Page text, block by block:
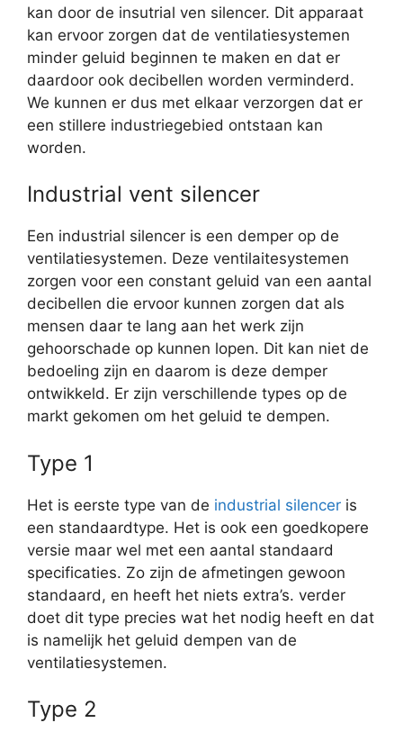
kan door de insutrial ven silencer. Dit apparaat
kan ervoor zorgen dat de ventilatiesystemen
minder geluid beginnen te maken en dat er
daardoor ook decibellen worden verminderd.
We kunnen er dus met elkaar verzorgen dat er
een stillere industriegebied ontstaan kan
worden.
Industrial vent silencer
Een industrial silencer is een demper op de
ventilatiesystemen. Deze ventilaitesystemen
zorgen voor een constant geluid van een aantal
decibellen die ervoor kunnen zorgen dat als
mensen daar te lang aan het werk zijn
gehoorschade op kunnen lopen. Dit kan niet de
bedoeling zijn en daarom is deze demper
ontwikkeld. Er zijn verschillende types op de
markt gekomen om het geluid te dempen.
Type 1
Het is eerste type van de industrial silencer is
een standaardtype. Het is ook een goedkopere
versie maar wel met een aantal standaard
specificaties. Zo zijn de afmetingen gewoon
standaard, en heeft het niets extra’s. verder
doet dit type precies wat het nodig heeft en dat
is namelijk het geluid dempen van de
ventilatiesystemen.
Type 2